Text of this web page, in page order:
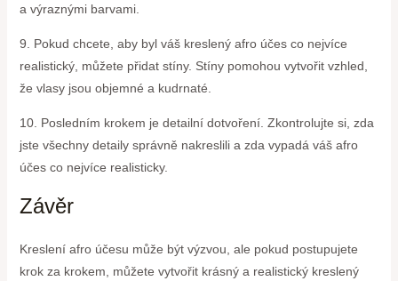
a výraznými barvami.
9. Pokud chcete, aby byl váš kreslený afro účes co nejvíce
realistický, můžete přidat stíny. Stíny pomohou vytvořit vzhled,
že vlasy jsou objemné a kudrnaté.
10. Posledním krokem je detailní dotvoření. Zkontrolujte si, zda
jste všechny detaily správně nakreslili a zda vypadá váš afro
účes co nejvíce realisticky.
Závěr
Kreslení afro účesu může být výzvou, ale pokud postupujete
krok za krokem, můžete vytvořit krásný a realistický kreslený